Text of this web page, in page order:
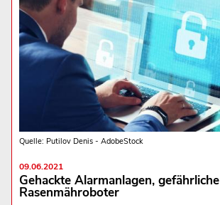
Quelle: Putilov Denis - AdobeStock
09.06.2021
Gehackte Alarmanlagen, gefährliche
Rasenmähroboter